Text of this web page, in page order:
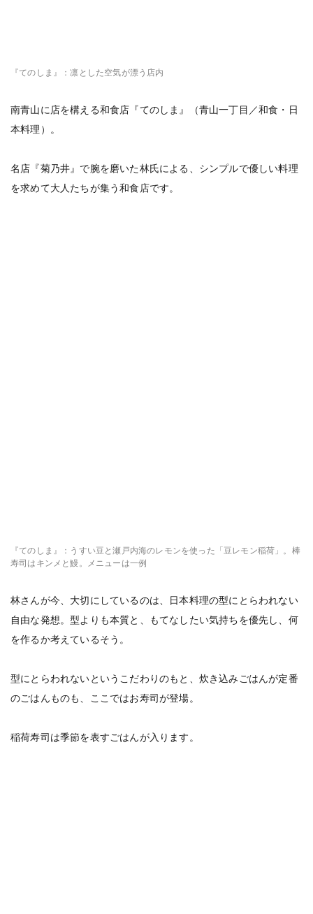
『てのしま』：凛とした空気が漂う店内
南青山に店を構える和食店『てのしま』（青山一丁目／和食・日
本料理）。
名店『菊乃井』で腕を磨いた林氏による、シンプルで優しい料理
を求めて大人たちが集う和食店です。
『てのしま』：うすい豆と瀬戸内海のレモンを使った「豆レモン稲荷」。棒
寿司はキンメと鰻。メニューは一例
林さんが今、大切にしているのは、日本料理の型にとらわれない
自由な発想。型よりも本質と、もてなしたい気持ちを優先し、何
を作るか考えているそう。
型にとらわれないというこだわりのもと、炊き込みごはんが定番
のごはんものも、ここではお寿司が登場。
稲荷寿司は季節を表すごはんが入ります。